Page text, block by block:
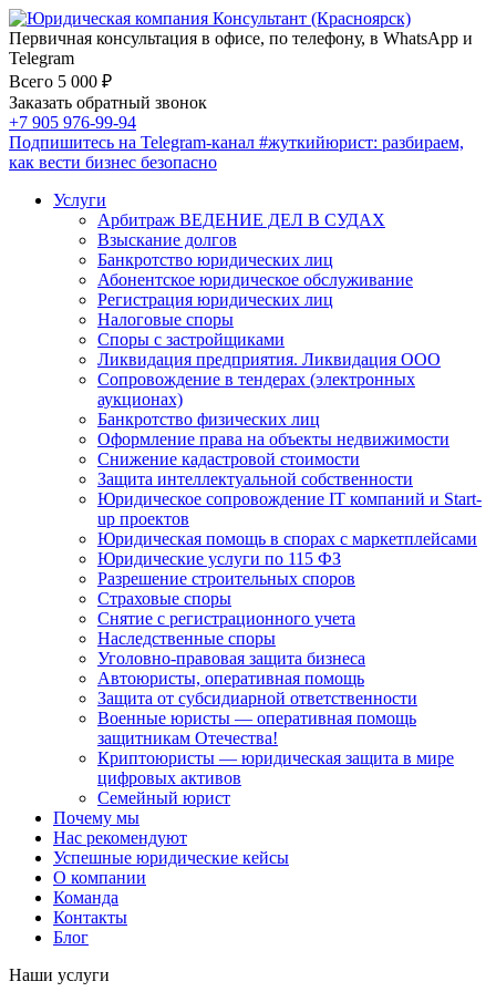
Первичная консультация в офисе, по телефону, в WhatsApp и
Telegram
Всего 5 000 ₽
Заказать обратный звонок
+7 905 976-99-94
Подпишитесь на Telegram-канал #жуткийюрист: разбираем,
как вести бизнес безопасно
Услуги
Арбитраж ВЕДЕНИЕ ДЕЛ В СУДАХ
Взыскание долгов
Банкротство юридических лиц
Абонентское юридическое обслуживание
Регистрация юридических лиц
Налоговые споры
Споры с застройщиками
Ликвидация предприятия. Ликвидация ООО
Сопровождение в тендерах (электронных
аукционах)
Банкротство физических лиц
Оформление права на объекты недвижимости
Снижение кадастровой стоимости
Защита интеллектуальной собственности
Юридическое сопровождение IT компаний и Start-
up проектов
Юридическая помощь в спорах с маркетплейсами
Юридические услуги по 115 ФЗ
Разрешение строительных споров
Страховые споры
Снятие с регистрационного учета
Наследственные споры
Уголовно-правовая защита бизнеса
Автоюристы, оперативная помощь
Защита от субсидиарной ответственности
Военные юристы — оперативная помощь
защитникам Отечества!
Криптоюристы — юридическая защита в мире
цифровых активов
Семейный юрист
Почему мы
Нас рекомендуют
Успешные юридические кейсы
О компании
Команда
Контакты
Блог
Наши услуги